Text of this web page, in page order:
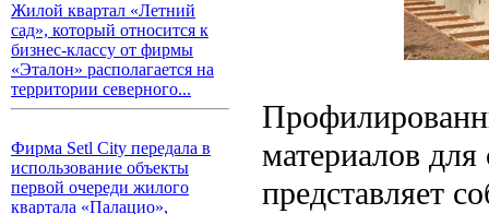
Жилой квартал «Летний
сад», который относится к
бизнес-классу от фирмы
«Эталон» располагается на
территории северного...
Фирма Setl City передала в
использование объекты
первой очереди жилого
квартала «Палацио»,
материалов
представляет